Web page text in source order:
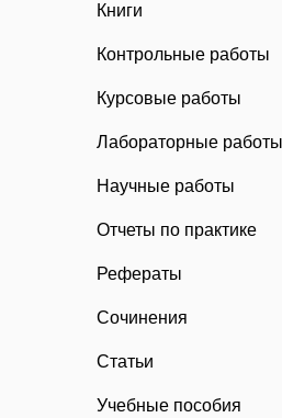
Книги
Контрольные работы
Курсовые работы
Лабораторные работы
Научные работы
Отчеты по практике
Рефераты
Сочинения
Статьи
Учебные пособия